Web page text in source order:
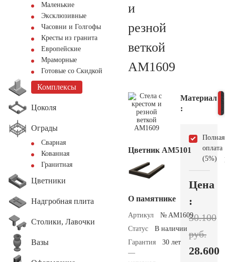
Маленькие
Эксклюзивные
Часовни и Голгофы
Кресты из гранита
Европейские
Мраморные
Готовые со Скидкой
Комплексы
Цоколя
Ограды
Сварная
Кованная
Гранитная
Цветники
Надгробная плита
Столики, Лавочки
Вазы
и
резной
веткой
AM1609
Цветник АМ5101
О памятнике
Артикул
№ AM1609
Статус
В наличии
Гарантия
—
30 лет
Материал
:
Полная
оплата
(5%)
Цена
:
30.100
руб.
28.600